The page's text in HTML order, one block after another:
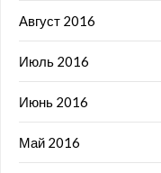
Август 2016
Июль 2016
Июнь 2016
Май 2016